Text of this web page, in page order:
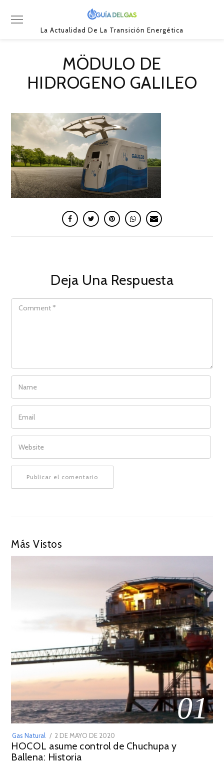
La Actualidad De La Transición Energética
MÖDULO DE
HIDROGENO GALILEO
Deja Una Respuesta
COMMENT
NAME
EMAIL
WEBSITE
Más Vistos
01
Gas Natural
POSTED
ON
2 DE MAYO DE 2020
DE
HOCOL asume control de Chuchupa y
Ballena: Historia